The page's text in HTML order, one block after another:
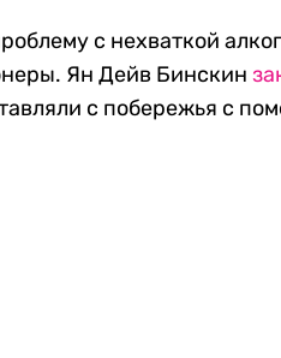
с нехваткой
Ян Дейв Бинскин
с побережья с